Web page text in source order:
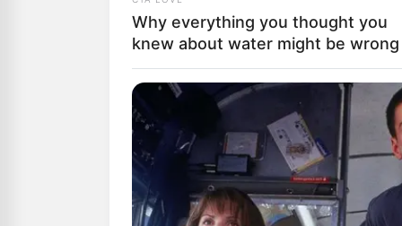
ΑπόΝΙΚΟΛΑΟΣ
Why everything you thought you
knew about water might be wrong